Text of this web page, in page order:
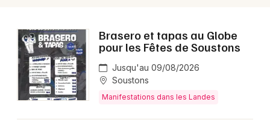
Brasero et tapas au Globe
pour les Fêtes de Soustons
Jusqu'au 09/08/2026
Soustons
Manifestations dans les Landes